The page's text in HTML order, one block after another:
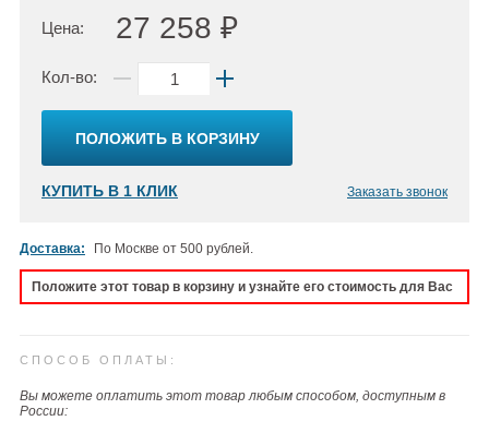
Цена: 27 258 ₽
Кол-во:
ПОЛОЖИТЬ В КОРЗИНУ
КУПИТЬ В 1 КЛИК Заказать звонок
Доставка: По Москве от 500 рублей.
Положите этот товар в корзину и узнайте его стоимость для Вас
СПОСОБ ОПЛАТЫ:
Вы можете оплатить этот товар любым способом, доступным в
России: